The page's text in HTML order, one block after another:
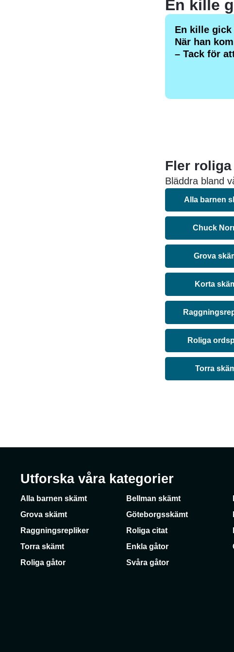
En kille
När han
– Tack för
Fler
Bläddra bland
Alla barnen
Chuck
Grova
Korta
Roliga
Torra
Utforska våra kategorier
Alla barnen skämt Bellman skämt
Grova skämt
Göteborgsskämt
Raggningsrepliker
Roliga citat
Torra skämt
Enkla gåtor
Roliga gåtor
Svåra gåtor